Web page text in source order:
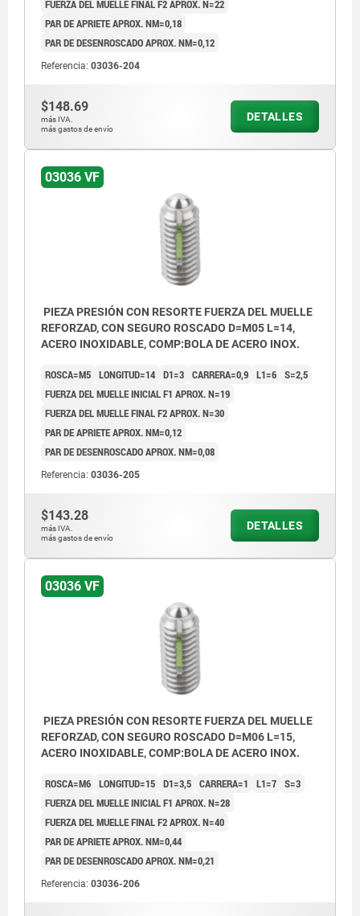
FUERZA DEL MUELLE FINAL F2 APROX. N=22
PAR DE APRIETE APROX. NM=0,18
PAR DE DESENROSCADO APROX. NM=0,12
Referencia: 03036-204
$148.69
más IVA.
más gastos de envío
DETALLES
03036 VF
PIEZA PRESIÓN CON RESORTE FUERZA DEL MUELLE
REFORZAD, CON SEGURO ROSCADO D=M05 L=14,
ACERO INOXIDABLE, COMP:BOLA DE ACERO INOX.
ROSCA=M5 LONGITUD=14 D1=3 CARRERA=0,9 L1=6 S=2,5
FUERZA DEL MUELLE INICIAL F1 APROX. N=19
FUERZA DEL MUELLE FINAL F2 APROX. N=30
PAR DE APRIETE APROX. NM=0,12
PAR DE DESENROSCADO APROX. NM=0,08
Referencia: 03036-205
$143.28
más IVA.
más gastos de envío
DETALLES
03036 VF
PIEZA PRESIÓN CON RESORTE FUERZA DEL MUELLE
REFORZAD, CON SEGURO ROSCADO D=M06 L=15,
ACERO INOXIDABLE, COMP:BOLA DE ACERO INOX.
ROSCA=M6 LONGITUD=15 D1=3,5 CARRERA=1 L1=7 S=3
FUERZA DEL MUELLE INICIAL F1 APROX. N=28
FUERZA DEL MUELLE FINAL F2 APROX. N=40
PAR DE APRIETE APROX. NM=0,44
PAR DE DESENROSCADO APROX. NM=0,21
Referencia: 03036-206